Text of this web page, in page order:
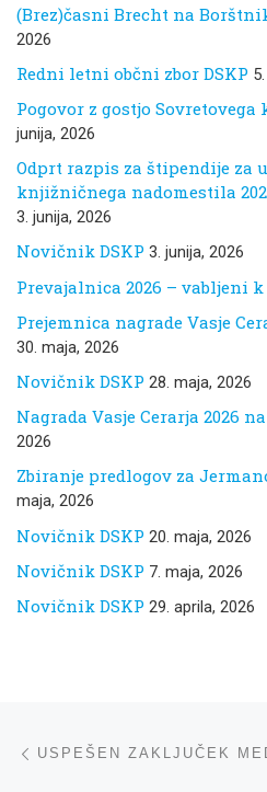
(Brez)časni Brecht na
2026
Redni letni občni zbor DSKP
Pogovor z gostjo
junija, 2026
Odprt razpis za štipendije za
knjižničnega nadomestila
3. junija, 2026
Novičnik DSKP 3. junija, 2026
Prevajalnica 2026 – vabljeni
Prejemnica nagrade Vasje
30. maja, 2026
Novičnik DSKP 28. maja, 2026
Nagrada Vasje Cerarja 2026
2026
Zbiranje predlogov za
maja, 2026
Novičnik DSKP 20. maja, 2026
Novičnik DSKP 7. maja, 2026
Novičnik DSKP 29. aprila, 2026
Navigacija med